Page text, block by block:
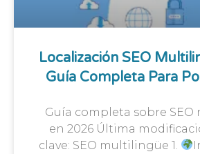
Localización SEO
Guía Completa Para
Guía completa sobre
en 2026 Última
clave: SEO multilingüe 1.